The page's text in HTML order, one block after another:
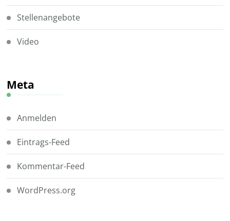
Stellenangebote
Video
Meta
Anmelden
Eintrags-Feed
Kommentar-Feed
WordPress.org